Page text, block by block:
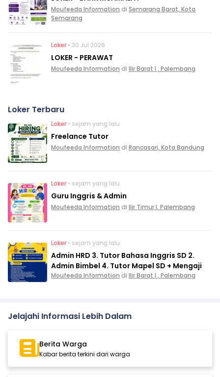
Moufeeda Information di Semarang Barat, Kota
Semarang
Loker • 30 Jul 2026
LOKER - PERAWAT
Moufeeda Information di Ilir Barat I , Palembang
Loker Terbaru
Loker • sejam yang lalu
Freelance Tutor
Moufeeda Information di Rancasari, Kota Bandung
Loker • sejam yang lalu
Guru Inggris & Admin
Moufeeda Information di Ilir Timur I, Palembang
Loker • sejam yang lalu
Admin HRD 3. Tutor Bahasa Inggris SD 2.
Admin Bimbel 4. Tutor Mapel SD + Mengaji
Moufeeda Information di Ilir Barat I , Palembang
Jelajahi Informasi Lebih Dalam
Berita Warga
Kabar berita terkini dari warga